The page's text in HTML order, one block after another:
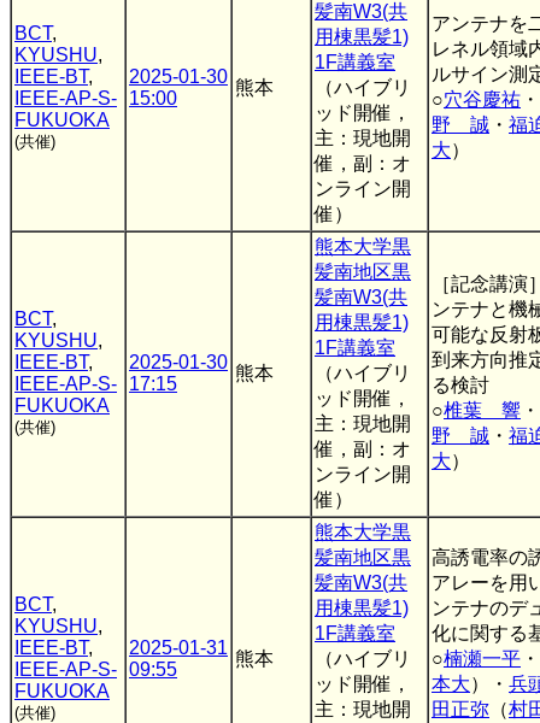
BCT,
KYUSHU,
IEEE-BT,
IEEE-AP-S-
FUKUOKA
(共催)
2025-01-30
15:00
熊本
髪南W3(共
用棟黒髪1)
1F講義室
（ハイブリ
ッド開催，
主：現地開
催，副：オ
ンライン開
催）
アンテナを
レネル領域
ルサイン測
○穴谷慶祐 ・
野 誠 ・ 福
大）
BCT,
KYUSHU,
IEEE-BT,
IEEE-AP-S-
FUKUOKA
(共催)
2025-01-30
17:15
熊本
熊本大学黒
髪南地区黒
髪南W3(共
用棟黒髪1)
1F講義室
（ハイブリ
ッド開催，
主：現地開
催，副：オ
ンライン開
催）
［記念講演
ンテナと機
可能な反射
到来方向推
る検討
○椎葉 響 ・
野 誠 ・ 福
大）
BCT,
KYUSHU,
IEEE-BT,
IEEE-AP-S-
FUKUOKA
(共催)
2025-01-31
09:55
熊本
熊本大学黒
髪南地区黒
髪南W3(共
用棟黒髪1)
1F講義室
（ハイブリ
ッド開催，
主：現地開
高誘電率の
アレーを用
ンテナのデ
化に関する
○楠瀬一平 ・
本大）・ 兵
田正弥 （村